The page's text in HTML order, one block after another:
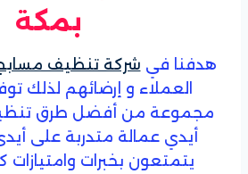
بمكة
هدفنا في شركة تنظيف
العملاء و إرضائهم لذلك
مجموعة من أفضل طرق
أيدي عمالة متدربة على
يتمتعون بخبرات